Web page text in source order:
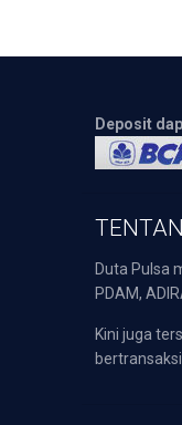
Deposit
Duta Pulsa
PDAM,
Kini juga